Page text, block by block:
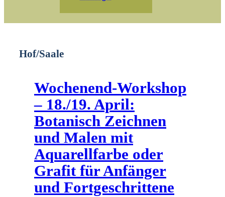
Hof/Saale
Wochenend-Workshop
– 18./19. April:
Botanisch Zeichnen
und Malen mit
Aquarellfarbe oder
Grafit für Anfänger
und Fortgeschrittene